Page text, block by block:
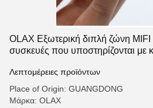
OLAX Εξωτερική διπλή ζώνη
συσκευές που υποστηρίζονται με
Λεπτομέρειες προϊόντων
Place of Origin: GUANGDONG
Μάρκα: OLAX